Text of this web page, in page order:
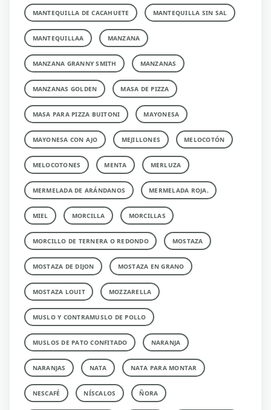
MANTEQUILLA DE CACAHUETE MANTEQUILLA SIN SAL
MANTEQUILLAA MANZANA
MANZANA GRANNY SMITH MANZANAS
MANZANAS GOLDEN MASA DE PIZZA
MASA PARA PIZZA BUITONI MAYONESA
MAYONESA CON AJO MEJILLONES MELOCOTÓN
MELOCOTONES MENTA MERLUZA
MERMELADA DE ARÁNDANOS MERMELADA ROJA.
MIEL MORCILLA MORCILLAS
MORCILLO DE TERNERA O REDONDO MOSTAZA
MOSTAZA DE DIJON MOSTAZA EN GRANO
MOSTAZA LOUIT MOZZARELLA
MUSLO Y CONTRAMUSLO DE POLLO
MUSLOS DE PATO CONFITADO NARANJA
NARANJAS NATA NATA PARA MONTAR
NESCAFÉ NÍSCALOS ÑORA